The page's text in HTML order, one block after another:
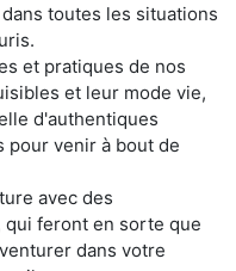
toutes les situations
et pratiques de nos
et leur mode vie,
d'authentiques
pour venir à bout de
avec des
feront en sorte que
dans votre